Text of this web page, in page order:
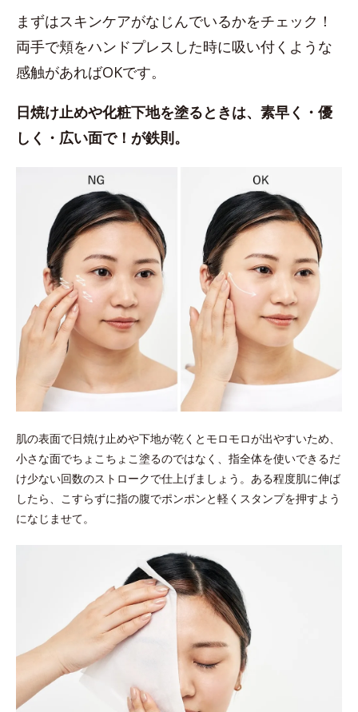
まずはスキンケアがなじんでいるかをチェック！
両手で頬をハンドプレスした時に吸い付くような
感触があればOKです。
日焼け止めや化粧下地を塗るときは、素早く・優
しく・広い面で！が鉄則。
肌の表面で日焼け止めや下地が乾くとモロモロが出やすいため、
小さな面でちょこちょこ塗るのではなく、指全体を使いできるだ
け少ない回数のストロークで仕上げましょう。ある程度肌に伸ば
したら、こすらずに指の腹でポンポンと軽くスタンプを押すよう
になじませて。